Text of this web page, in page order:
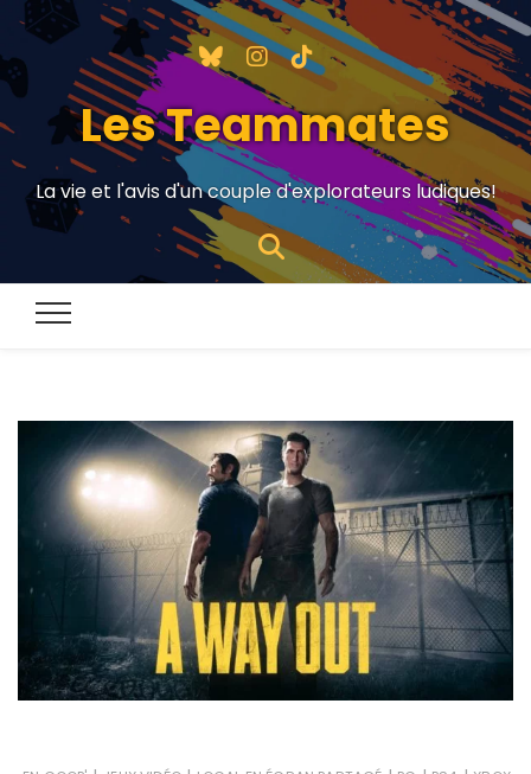
Les Teammates
La vie et l'avis d'un couple d'explorateurs ludiques!